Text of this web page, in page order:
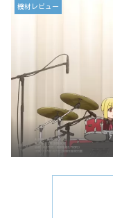
機材レビュー